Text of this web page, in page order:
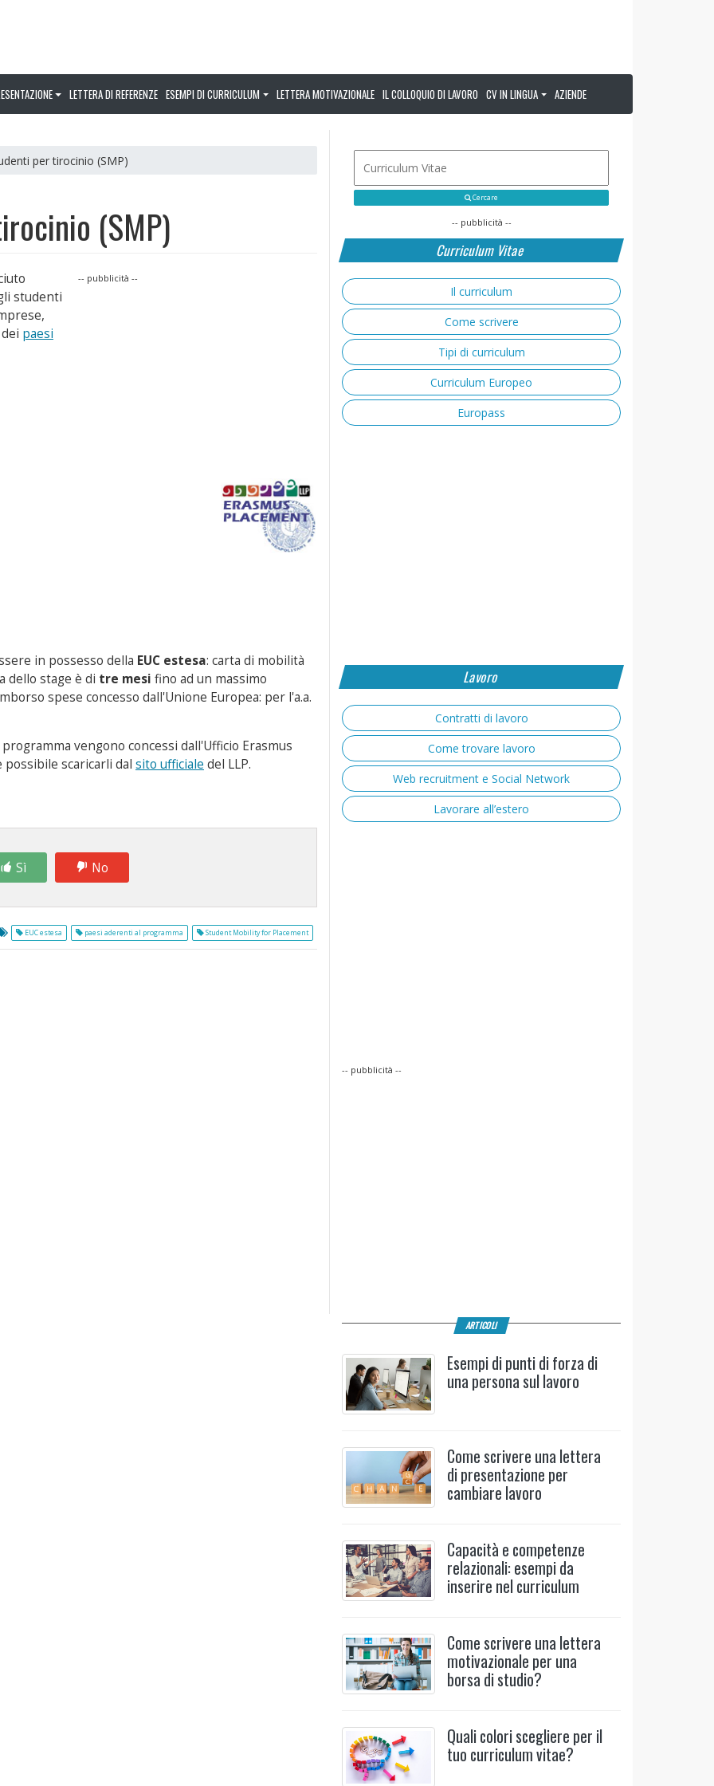
LETTERA DI REFERENZE ESEMPI DI CURRICULUM LETTERA MOTIVAZIONALE IL COLLOQUIO DI LAVORO CV IN LINGUA AZIENDE
per tirocinio (SMP)
(SMP)
-- pubblicità --
studenti
paesi
in possesso della EUC estesa: carta di mobilità
dello stage è di tre mesi fino ad un massimo
spese concesso dall'Unione Europea: per l'a.a.
vengono concessi dall'Ufficio Erasmus
scaricarli dal sito ufficiale del LLP.
Sì No
EUC estesa paesi aderenti al programma Student Mobility for Placement
Cercare
-- pubblicità --
Curriculum Vitae
Il curriculum
Come scrivere
Tipi di curriculum
Curriculum Europeo
Europass
Lavoro
Contratti di lavoro
Come trovare lavoro
Web recruitment e Social Network
Lavorare all’estero
-- pubblicità --
ARTICOLI
Esempi di punti di forza di
una persona sul lavoro
Come scrivere una lettera
di presentazione per
cambiare lavoro
Capacità e competenze
relazionali: esempi da
inserire nel curriculum
Come scrivere una lettera
motivazionale per una
borsa di studio?
Quali colori scegliere per il
tuo curriculum vitae?